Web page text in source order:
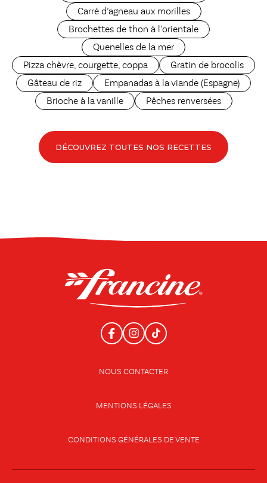
Carré d’agneau aux morilles
Brochettes de thon à l’orientale
Quenelles de la mer
Pizza chèvre, courgette, coppa
Gratin de brocolis
Gâteau de riz
Empanadas à la viande (Espagne)
Brioche à la vanille
Pêches renversées
DÉCOUVREZ TOUTES NOS RECETTES
NOUS CONTACTER
MENTIONS LÉGALES
CONDITIONS GÉNÉRALES DE VENTE